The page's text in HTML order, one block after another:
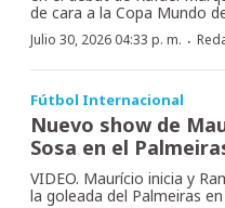
de cara a la Copa Mundo
Julio 30, 2026 04:33 p. m. ·
Fútbol Internacional
Nuevo show de
Sosa en el
VIDEO. Maurício inicia y
la goleada del Palmeiras